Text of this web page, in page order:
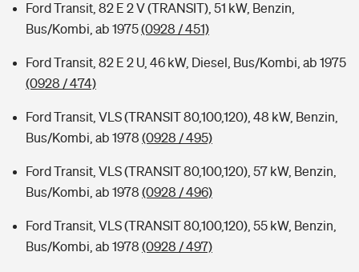
Ford Transit, 82 E 2 V (TRANSIT), 51 kW, Benzin,
Bus/Kombi, ab 1975(0928 / 451)
Ford Transit, 82 E 2 U, 46 kW, Diesel, Bus/Kombi, ab 1975
(0928 / 474)
Ford Transit, VLS (TRANSIT 80,100,120), 48 kW, Benzin,
Bus/Kombi, ab 1978 (0928 / 495)
Ford Transit, VLS (TRANSIT 80,100,120), 57 kW, Benzin,
Bus/Kombi, ab 1978 (0928 / 496)
Ford Transit, VLS (TRANSIT 80,100,120), 55 kW, Benzin,
Bus/Kombi, ab 1978 (0928 / 497)